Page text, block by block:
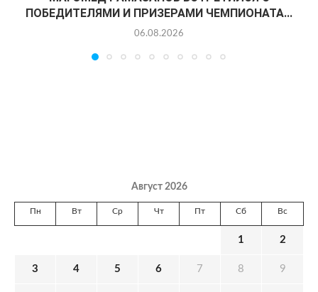
ПОБЕДИТЕЛЯМИ И ПРИЗЕРАМИ ЧЕМПИОНАТА...
06.08.2026
Август 2026
Пн Вт Ср Чт Пт Сб Вс
1 2
3 4 5 6 7 8 9